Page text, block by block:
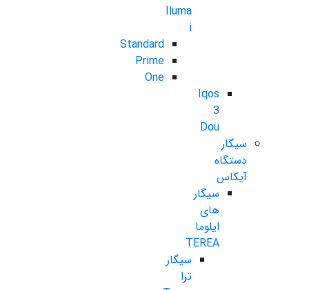
Iluma
i
Standard
Prime
One
Iqos
3
Dou
سیگار
دستگاه
آیکاس
سیگار
های
ایلوما
TEREA
سیگار
ترا